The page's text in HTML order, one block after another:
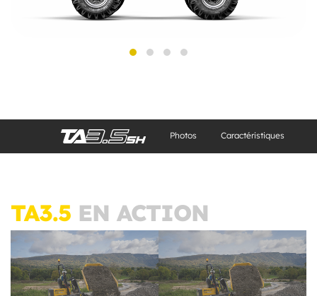
Photos Caractéristiques
TA3.5 EN ACTION